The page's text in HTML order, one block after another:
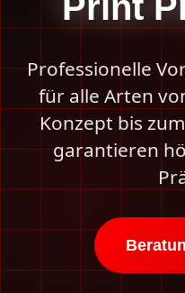
Professionelle
für alle Arten
Konzept bis
garantieren